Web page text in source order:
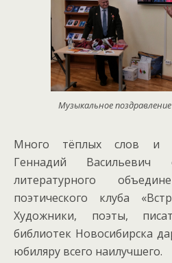
Музыкальное
Много тёплых слов и
Геннадий Васильевич
литературного
поэтического клуба
Художники, поэты,
библиотек Новосибирска
юбиляру всего наилучшего.